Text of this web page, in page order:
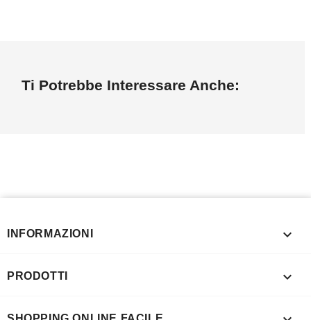
Ti Potrebbe Interessare Anche:
INFORMAZIONI 
PRODOTTI 